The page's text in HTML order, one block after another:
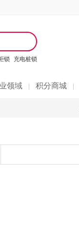
锁 充电桩锁
领域 积分商城